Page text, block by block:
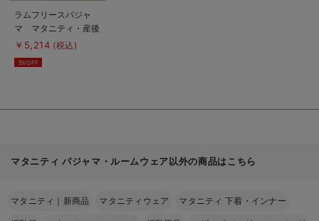
商
品
詳
を
見
る
ラムフリースパジャ
マ マタニティ・産後
授乳服【出産後も長く
Rosemadame（ロー
￥5,214 (税込)
5%OFF
マタニティ パジャマ・ルームウェア以外の商品はこちら
マタニティ｜新商品 マタニティウェア マタニティ 下着・インナー